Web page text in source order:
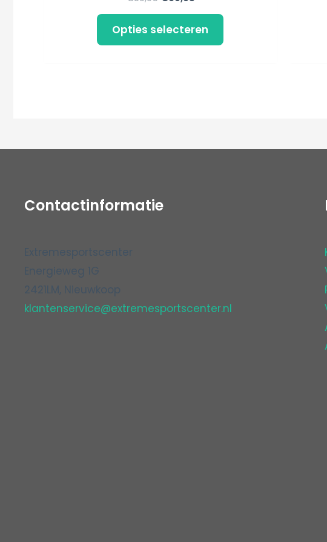
Opties selecteren
Contactinformatie
Extremesportscenter
Energieweg 1G
2421LM, Nieuwkoop
klantenservice@extremesportscenter.nl